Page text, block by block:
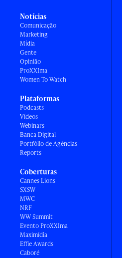
Notícias
Comunicação
Marketing
Mídia
Gente
Opinião
ProXXIma
Women To Watch
Plataformas
Podcasts
Vídeos
Webinars
Banca Digital
Portfólio de Agências
Reports
Coberturas
Cannes Lions
SXSW
MWC
NRF
WW Summit
Evento ProXXIma
Maximídia
Effie Awards
Caboré